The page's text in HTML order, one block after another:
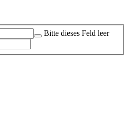
Bitte dieses Feld leer